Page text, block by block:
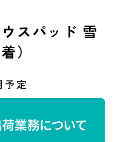
スパッド 雪
）
予定